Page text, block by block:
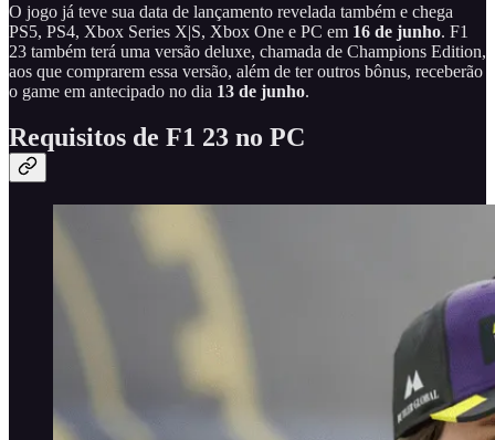
O jogo já teve sua data de lançamento revelada também e chega
PS5, PS4, Xbox Series X|S, Xbox One e PC em 16 de junho. F1
23 também terá uma versão deluxe, chamada de Champions Edition,
aos que comprarem essa versão, além de ter outros bônus, receberão
o game em antecipado no dia 13 de junho.
Requisitos de F1 23 no PC